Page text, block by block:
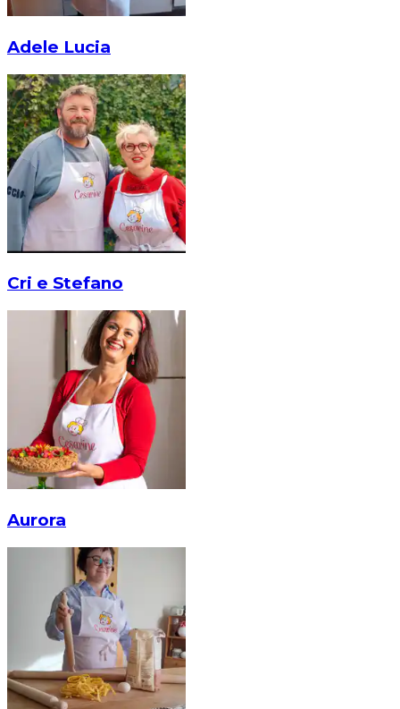
Adele Lucia
Cri e Stefano
Aurora